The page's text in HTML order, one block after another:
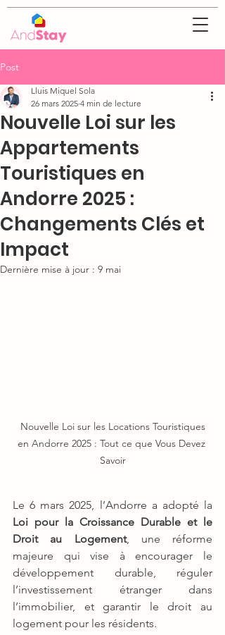
Post
Nouvelle Loi sur les
Appartements
Touristiques en
Andorre 2025 :
Changements Clés et
Impact
Lluis Miquel Sola
26 mars 2025 4 min de lecture
Dernière mise à jour : 9 mai
Nouvelle Loi sur les Locations Touristiques
en Andorre 2025 : Tout ce que Vous Devez
Savoir
Loi pour la Croissance Durable et le
Droit au Logement, une réforme
majeure qui vise à encourager le
développement durable, réguler
l’investissement étranger dans
l’immobilier, et garantir le droit au
logement pour les résidents.